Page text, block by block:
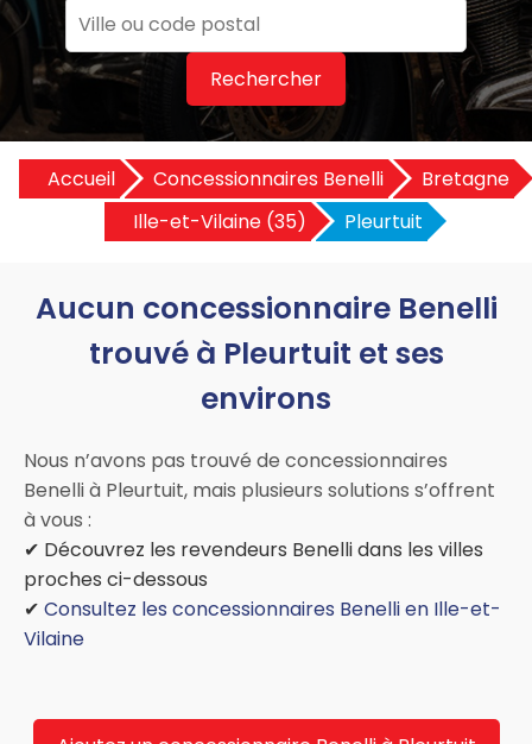
Rechercher
Accueil Concessionnaires Benelli
Bretagne
Ille-et-Vilaine (35)
Pleurtuit
Aucun concessionnaire Benelli
trouvé à Pleurtuit et ses
environs
Nous n’avons pas trouvé de concessionnaires
Benelli à Pleurtuit, mais plusieurs solutions s’offrent
à vous :
✔ Découvrez les revendeurs Benelli dans les villes
proches ci-dessous
✔ Consultez les concessionnaires Benelli en Ille-et-
Vilaine